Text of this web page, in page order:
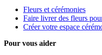
Fleurs et cérémonies
Faire livrer des fleurs
Créer votre espace
Pour vous aider